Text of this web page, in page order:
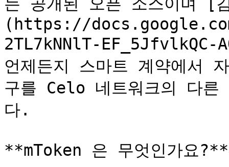
(https://
2TL7kNNlT-EF_5JfvlkQC-
언제든지 스마트 계약에서
구를 Celo 네트워크의 다른
다.
**mToken 은 무엇인가요